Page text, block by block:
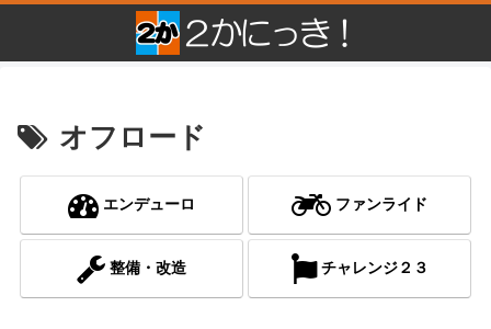
オフロード
エンデューロ ファンライド
整備・改造 チャレンジ２３